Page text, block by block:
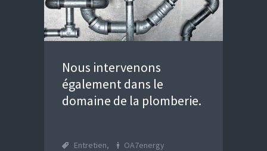
Nous intervenons
également dans le
domaine de la plomberie.
Entretien, OA7energy